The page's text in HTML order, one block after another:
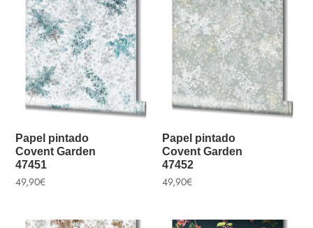
Papel pintado
Covent Garden
47451
49,90€
Papel pintado
Covent Garden
47452
49,90€